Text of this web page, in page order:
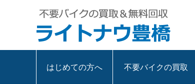
はじめての方へ 不要バイクの買取